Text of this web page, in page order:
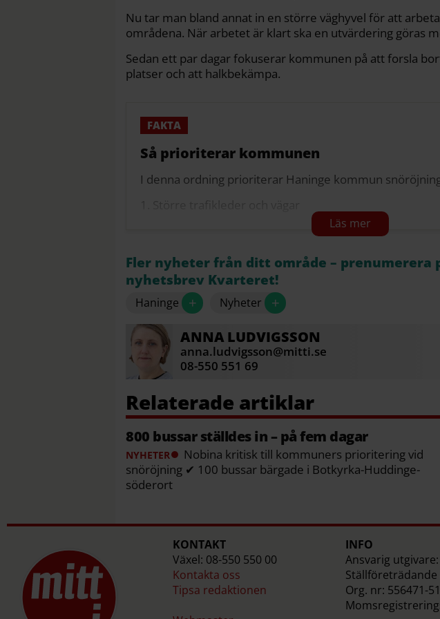
Nu tar man bland annat in en större väghyvel för att
områdena. När arbetet är klart ska en utvärdering göras
Sedan ett par dagar fokuserar kommunen på att forsla
platser och att halkbekämpa.
Så prioriterar kommunen
I denna ordning prioriterar Haninge kommun
3. Villagator
Källa: Haninge kommun
Fler nyheter från ditt område – prenumerera
nyhetsbrev Kvarteret!
Haninge + Nyheter +
ANNA LUDVIGSSON
anna.ludvigsson@mitti.se
08-550 551 69
800 bussar ställdes in – på fem dagar
NYHETER
Nobina kritisk till kommuners prioritering vid
snöröjning ✔ 100 bussar bärgade i Botkyrka-Huddinge-
söderort
KONTAKT
Växel: 08-550 550 00
Kontakta oss
Tipsa redaktionen
INFO
Ansvarig
Ställföreträdande
Org. nr: 556471-